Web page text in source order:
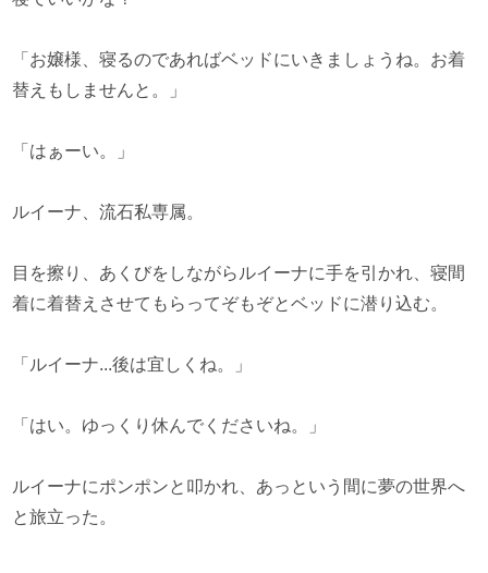
「お嬢様、寝るのであればベッドにいきましょうね。お着
替えもしませんと。」
「はぁーい。」
ルイーナ、流石私専属。
目を擦り、あくびをしながらルイーナに手を引かれ、寝間
着に着替えさせてもらってぞもぞとベッドに潜り込む。
「ルイーナ...後は宜しくね。」
「はい。ゆっくり休んでくださいね。」
ルイーナにポンポンと叩かれ、あっという間に夢の世界へ
と旅立った。